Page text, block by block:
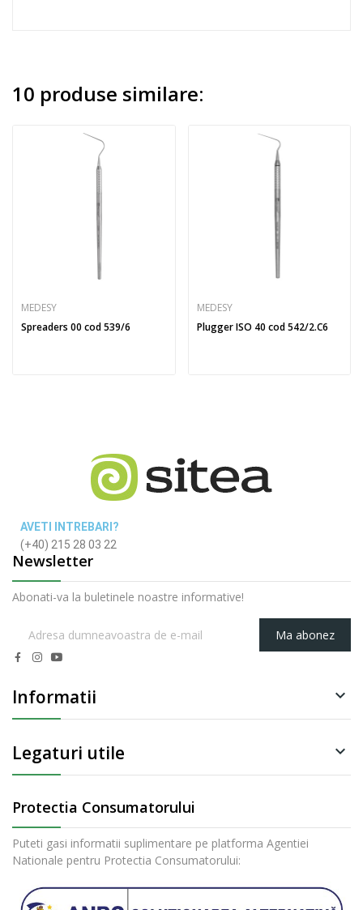
10 produse similare:
MEDESY
Spreaders 00 cod 539/6
MEDESY
Plugger ISO 40 cod 542/2.C6
AVETI INTREBARI?
(+40) 215 28 03 22
Newsletter
Abonati-va la buletinele noastre informative!
Ma abonez
Informatii 
Legaturi utile 
Protectia Consumatorului
Puteti gasi informatii suplimentare pe platforma Agentiei
Nationale pentru Protectia Consumatorului: